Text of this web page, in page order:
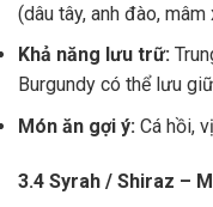
(dâu tây, anh đào,
Khả năng lưu trữ:
Burgundy có thể lưu
Món ăn gợi ý: Cá hồi,
3.4 Syrah / Shiraz –